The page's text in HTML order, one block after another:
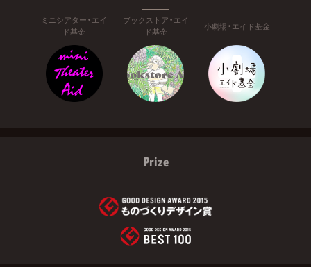
ミニシアター・エイ
ド基金
ブックストア・エイ
ド基金
小劇場・エイド基金
Prize